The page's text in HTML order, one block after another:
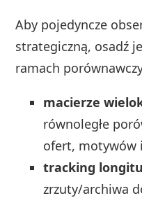
Aby pojedyncze
strategiczną, osadź
ramach
macierze
równoległe
ofert, motywów
tracking
zrzuty/archiwa